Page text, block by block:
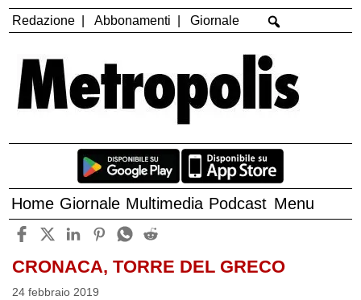
Redazione Abbonamenti Giornale
Home Giornale Multimedia Podcast Menu
CRONACA, TORRE DEL GRECO
24 febbraio 2019